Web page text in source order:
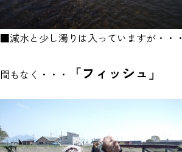
■減水と少し濁りは入っていますが・・・
間もなく・・・ 「フィッシュ」